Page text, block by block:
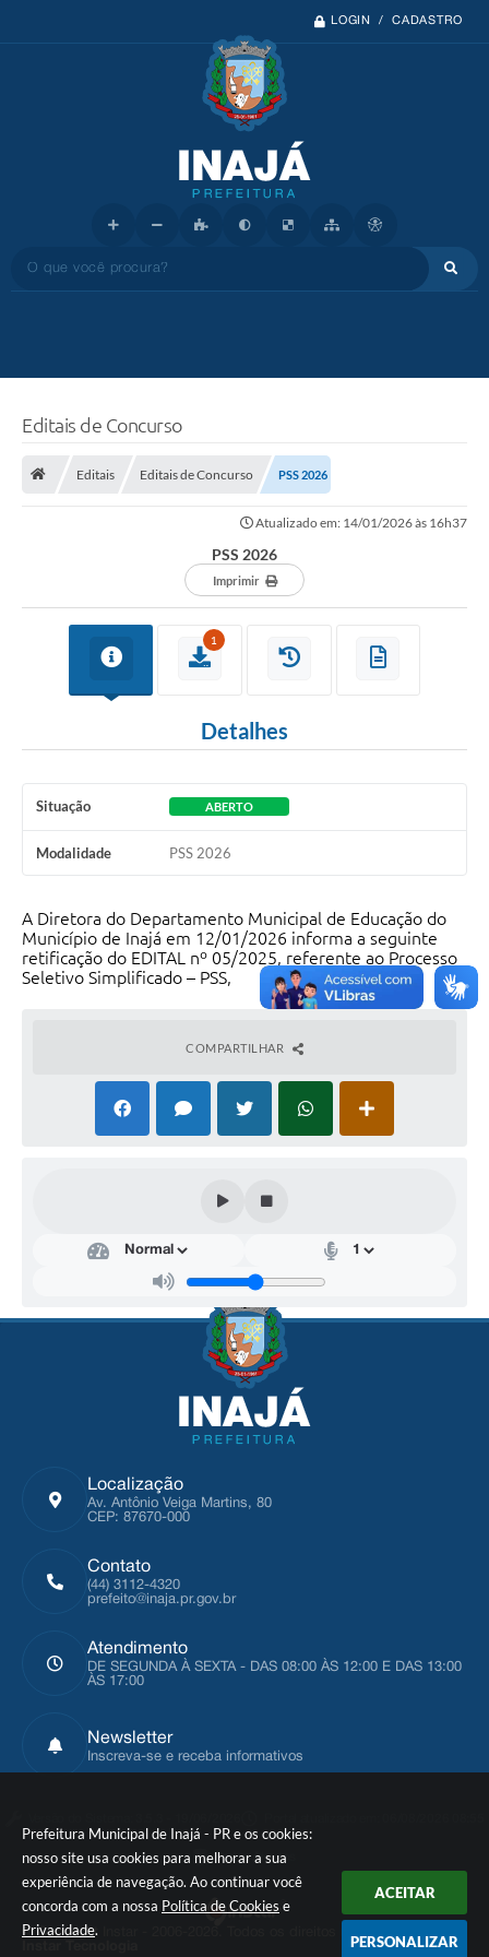
Prefeitura Municipal de Inajá - PR e os cookies:
nosso site usa cookies para melhorar a sua
experiência de navegação. Ao continuar você
concorda com a nossa Política de Cookies e
Privacidade.
ACEITAR
PERSONALIZAR
LOGIN / CADASTRO
O que você procura?
Editais de Concurso
Editais Editais de Concurso PSS 2026
Atualizado em: 14/01/2026 às 16h37
PSS 2026
Imprimir
1
Detalhes
Situação ABERTO
Modalidade PSS 2026
A Diretora do Departamento Municipal de Educação do
Município de Inajá em 12/01/2026 informa a seguinte
retificação do EDITAL nº 05/2025, referente ao Processo
Seletivo Simplificado – PSS,
COMPARTILHAR
Localização
Av. Antônio Veiga Martins, 80
CEP: 87670-000
Contato
(44) 3112-4320
prefeito@inaja.pr.gov.br
Atendimento
DE SEGUNDA À SEXTA - DAS 08:00 ÀS 12:00 E DAS 13:00
ÀS 17:00
Newsletter
Inscreva-se e receba informativos
Dados Abertos
© Copyright Instar - 2006-2026. Todos os direitos reservados -